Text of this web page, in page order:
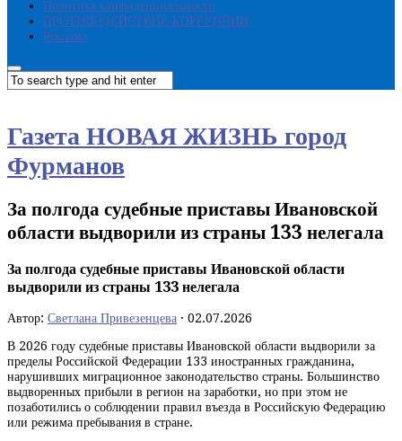
Политика конфиденциальности
ПРОТИВОДЕЙСТВИЕ КОРРУПЦИИ
Реклама
Газета НОВАЯ ЖИЗНЬ город
Фурманов
За полгода судебные приставы Ивановской
области выдворили из страны 133 нелегала
За полгода судебные приставы Ивановской области
выдворили из страны 133 нелегала
Автор: Светлана Привезенцева · 02.07.2026
В 2026 году судебные приставы Ивановской области выдворили за
пределы Российской Федерации 133 иностранных гражданина,
нарушивших миграционное законодательство страны. Большинство
выдворенных прибыли в регион на заработки, но при этом не
позаботились о соблюдении правил въезда в Российскую Федерацию
или режима пребывания в стране.